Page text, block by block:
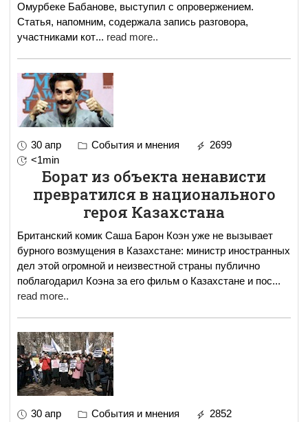
Омурбеке Бабанове, выступил с опровержением.
Статья, напомним, содержала запись разговора,
участниками кот... read more..
30 апр События и мнения
2699
<1min
Борат из объекта ненависти
превратился в национального
героя Казахстана
Британский комик Саша Барон Коэн уже не вызывает
бурного возмущения в Казахстане: министр иностранных
дел этой огромной и неизвестной страны публично
поблагодарил Коэна за его фильм о Казахстане и пос...
read more..
30 апр События и мнения
2852